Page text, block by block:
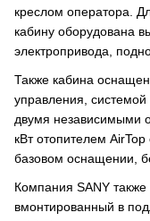
креслом оператора.
кабину оборудована
электропривода,
Также кабина
управления,
двумя независимыми
кВт отопителем
базовом оснащении,
Компания SANY
вмонтированный в